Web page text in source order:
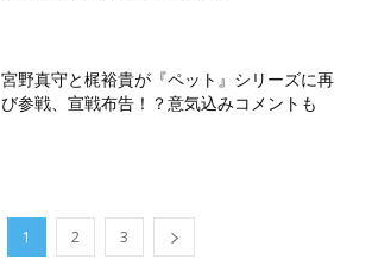
宮野真守と梶裕貴が『ペット』シリーズに再
び参戦、宣戦布告！？意気込みコメントも
1 2 3